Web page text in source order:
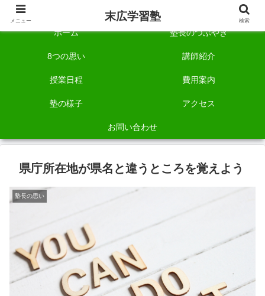
自称「一宮でいちばん塾で勉強させる塾」です。
ホーム 塾長のつぶやき
8つの思い 講師紹介
授業日程 費用案内
塾の様子 アクセス
お問い合わせ
県庁所在地が県名と違うところを覚えよう
塾長の思い
メニュー 末広学習塾 検索